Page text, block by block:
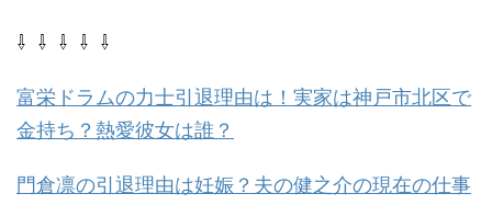
⇩ ⇩ ⇩ ⇩ ⇩
富栄ドラムの力士引退理由は！実家は神戸市北区で
金持ち？熱愛彼女は誰？
門倉凛の引退理由は妊娠？夫の健之介の現在の仕事